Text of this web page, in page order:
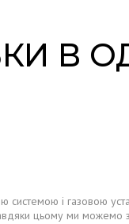
В
системою і газовою
цьому ми